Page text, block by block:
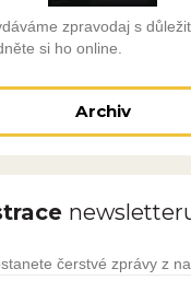
zpravodaj s
si ho online.
Archiv
čerstvé zprávy z